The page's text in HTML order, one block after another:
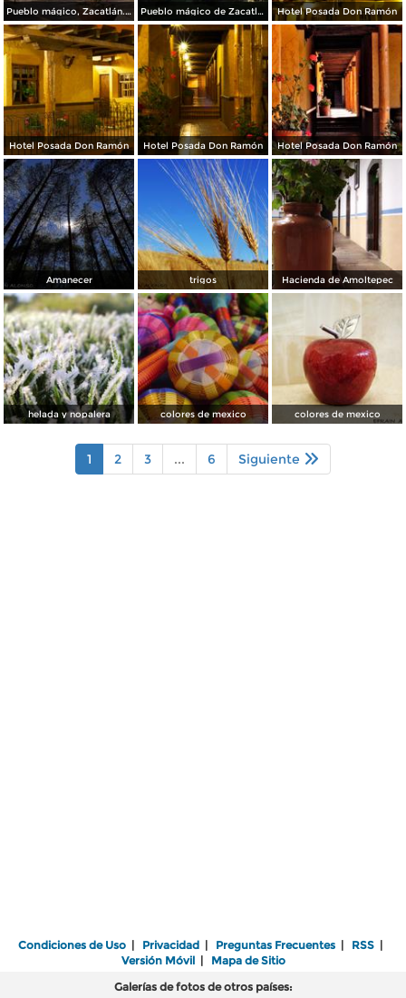
Pueblo mágico, Zacatlán. Mayo/2014 Pueblo mágico de Zacatlán, Puebla. Mayo/2014 Hotel Posada Don Ramón
Hotel Posada Don Ramón Hotel Posada Don Ramón Hotel Posada Don Ramón
Amanecer trigos Hacienda de Amoltepec
helada y nopalera colores de mexico colores de mexico
1 2 3 ... 6 Siguiente
Condiciones de Uso | Privacidad | Preguntas Frecuentes | RSS |
Versión Móvil| Mapa de Sitio
Galerías de fotos de otros países: